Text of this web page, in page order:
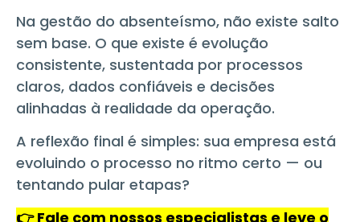
Na gestão do absenteísmo, não existe salto
sem base. O que existe é evolução
consistente, sustentada por processos
claros, dados confiáveis e decisões
alinhadas à realidade da operação.
A reflexão final é simples: sua empresa está
evoluindo o processo no ritmo certo — ou
tentando pular etapas?
👉 Fale com nossos especialistas e leve o